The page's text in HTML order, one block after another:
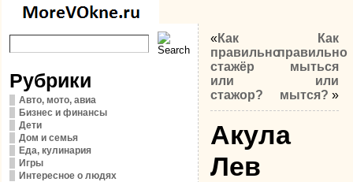
Рубрики
Авто, мото, авиа
Бизнес и финансы
Дети
Дом и семья
Еда, кулинария
Игры
Интересное о людях
«Как
правильно
стажёр
или
стажор?
Как
правильно
мыться
или
мытся? »
Акула
Лев